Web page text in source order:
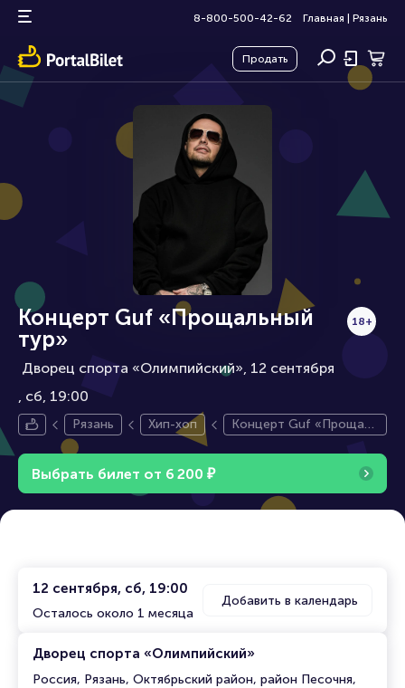
8-800-500-42-62 Главная Рязань
Продать
Концерт Guf «Прощальный
тур»
Дворец спорта «Олимпийский», 12 сентября
18+
сб, 19:00
Рязань Хип-хоп
Концерт Guf «Прощаль
Выбрать билет от 6 200 ₽
12 сентября, сб, 19:00
Осталось около 1 месяца
Добавить в календарь
Дворец спорта «Олимпийский»
Россия, Рязань, Октябрьский район, район Песочня,